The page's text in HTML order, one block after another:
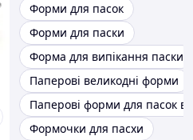
Форми для пасок
Форми для паски
Форма для випікання паски
Паперові великодні форми
Паперові форми для пасок
Формочки для пасхи